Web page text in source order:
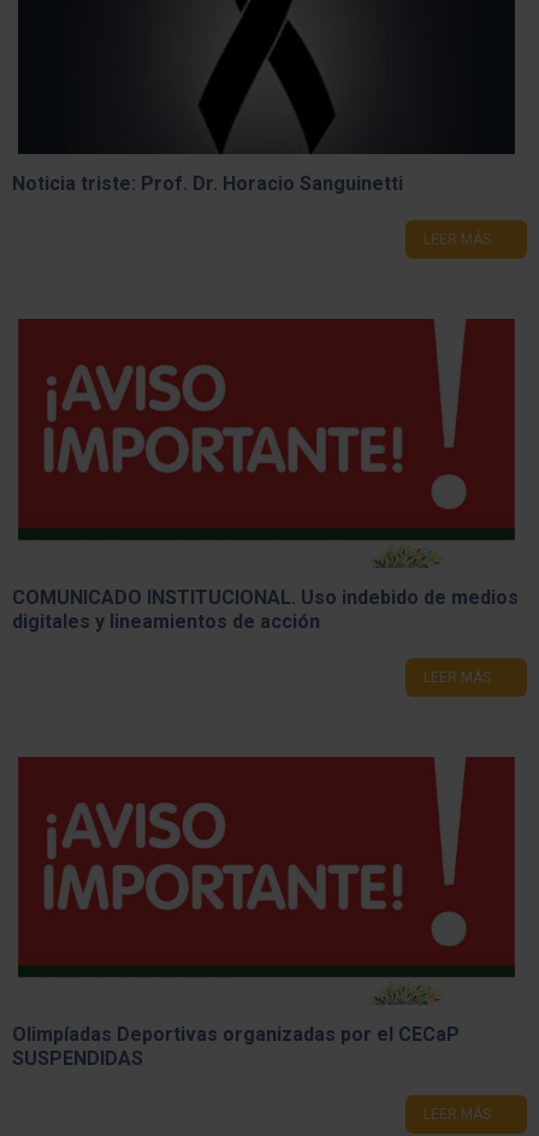
Noticia triste: Prof. Dr. Horacio Sanguinetti
LEER MÁS
COMUNICADO INSTITUCIONAL. ​Uso indebido de medios
digitales y lineamientos de acción
LEER MÁS
Olimpíadas Deportivas organizadas por el CECaP
SUSPENDIDAS
LEER MÁS